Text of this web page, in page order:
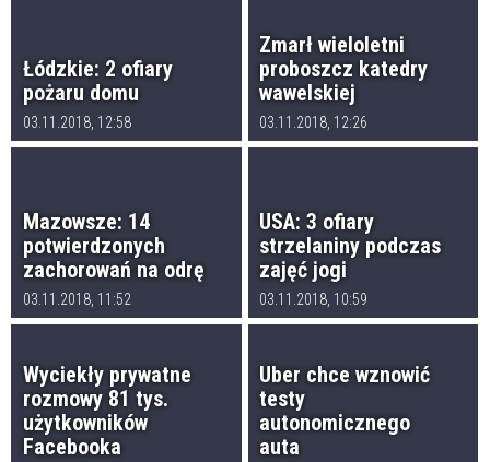
Łódzkie: 2 ofiary
pożaru domu
03.11.2018, 12:58
Zmarł wieloletni
proboszcz katedry
wawelskiej
03.11.2018, 12:26
Mazowsze: 14
potwierdzonych
zachorowań na odrę
03.11.2018, 11:52
USA: 3 ofiary
strzelaniny podczas
zajęć jogi
03.11.2018, 10:59
Wyciekły prywatne
rozmowy 81 tys.
użytkowników
Facebooka
Uber chce wznowić
testy
autonomicznego
auta